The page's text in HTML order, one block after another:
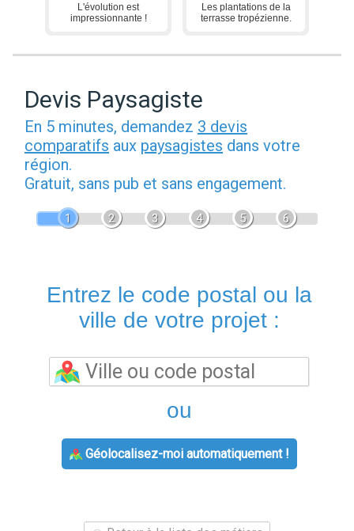
L'évolution est
impressionnante !
Les plantations de la
terrasse tropézienne.
Devis Paysagiste
En 5 minutes, demandez 3 devis
comparatifs aux paysagistes dans votre
région.
Gratuit, sans pub et sans engagement.
1 2 3 4 5 6
Entrez le code postal ou la
ville de votre projet :
ou
Géolocalisez-moi automatiquement !